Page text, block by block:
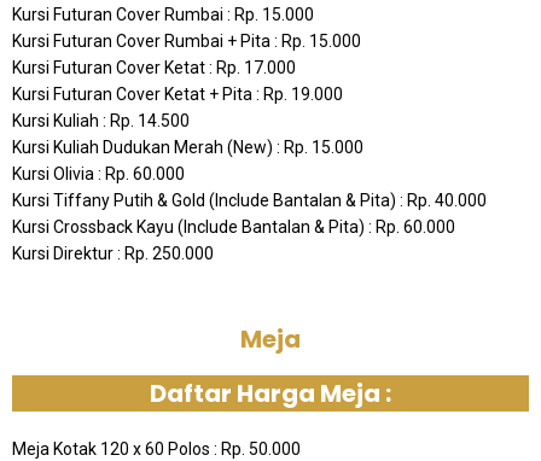
Kursi Futuran Cover Rumbai : Rp. 15.000
Kursi Futuran Cover Rumbai + Pita : Rp. 15.000
Kursi Futuran Cover Ketat : Rp. 17.000
Kursi Futuran Cover Ketat + Pita : Rp. 19.000
Kursi Kuliah : Rp. 14.500
Kursi Kuliah Dudukan Merah (New) : Rp. 15.000
Kursi Olivia : Rp. 60.000
Kursi Tiffany Putih & Gold (Include Bantalan & Pita) : Rp. 40.000
Kursi Crossback Kayu (Include Bantalan & Pita) : Rp. 60.000
Kursi Direktur : Rp. 250.000
Meja
Daftar Harga Meja :
Meja Kotak 120 x 60 Polos : Rp. 50.000